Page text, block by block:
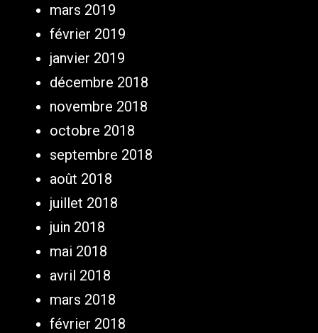
mars 2019
février 2019
janvier 2019
décembre 2018
novembre 2018
octobre 2018
septembre 2018
août 2018
juillet 2018
juin 2018
mai 2018
avril 2018
mars 2018
février 2018